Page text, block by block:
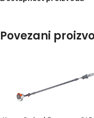
Povezani